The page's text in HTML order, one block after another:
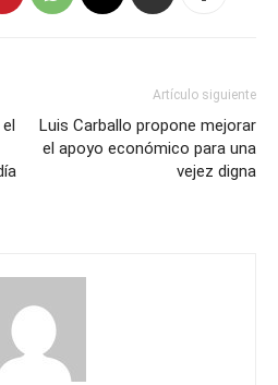
Artículo siguiente
Luis Carballo propone mejorar
el apoyo económico para una
vejez digna